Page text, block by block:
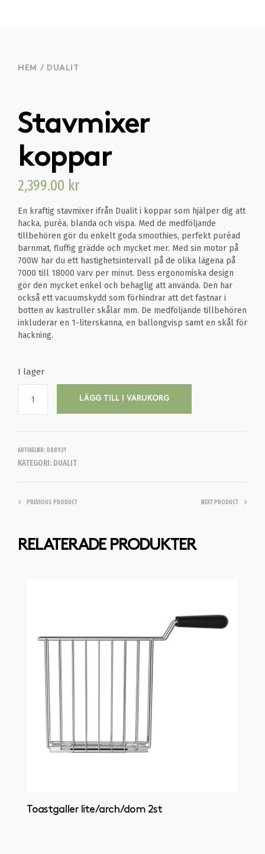
HEM / DUALIT
Stavmixer
koppar
2,399.00 kr
En kraftig stavmixer ifrån Dualit i koppar som hjälper dig att
hacka, puréa, blanda och vispa. Med de medföljande
tillbehören gör du enkelt goda smoothies, perfekt puréad
barnmat, fluffig grädde och mycket mer. Med sin motor på
700W har du ett hastighetsintervall på de olika lägena på
7000 till 18000 varv per minut. Dess ergonomiska design
gör den mycket enkel och behaglig att använda. Den har
också ett vacuumskydd som förhindrar att det fastnar i
botten av kastruller skålar mm. De medföljande tillbehören
inkluderar en 1-literskanna, en ballongvisp samt en skål för
hackning.
I lager
LÄGG TILL I VARUKORG
ARTIKELNR: D88931
KATEGORI: DUALIT
PREVIOUS PRODUCT NEXT PRODUCT
RELATERADE PRODUKTER
Toastgaller lite/arch/dom 2st